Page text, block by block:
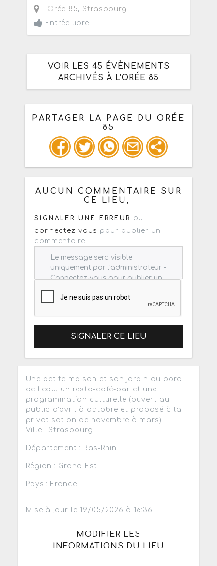
L'Orée 85, Strasbourg
Entrée libre
VOIR LES 45 ÉVÈNEMENTS
ARCHIVÉS À L'ORÉE 85
PARTAGER LA PAGE DU ORÉE
85
Ou copiez les infos ci-dessous pour
un : mail / forum / réseau social
AUCUN COMMENTAIRE SUR
CE LIEU,
SIGNALER UNE ERREUR ou
connectez-vous pour publier un
commentaire
SIGNALER CE LIEU
Une petite maison et son jardin au bord
de l'eau, un resto-café-bar et une
programmation culturelle (ouvert au
public d'avril à octobre et proposé à la
privatisation de novembre à mars)
Ville : Strasbourg
Département : Bas-Rhin
Région : Grand Est
Pays : France
Mise à jour le 19/05/2026 à 16:36
MODIFIER LES
INFORMATIONS DU LIEU